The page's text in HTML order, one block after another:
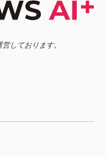
営しております。